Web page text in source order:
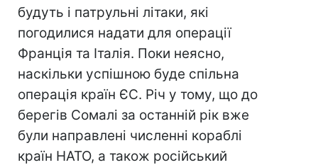
будуть і патрульні літаки, які
погодилися надати для операції
Франція та Італія. Поки неясно,
наскільки успішною буде спільна
операція країн ЄС. Річ у тому, що до
берегів Сомалі за останній рік вже
були направлені численні кораблі
країн НАТО, а також російський